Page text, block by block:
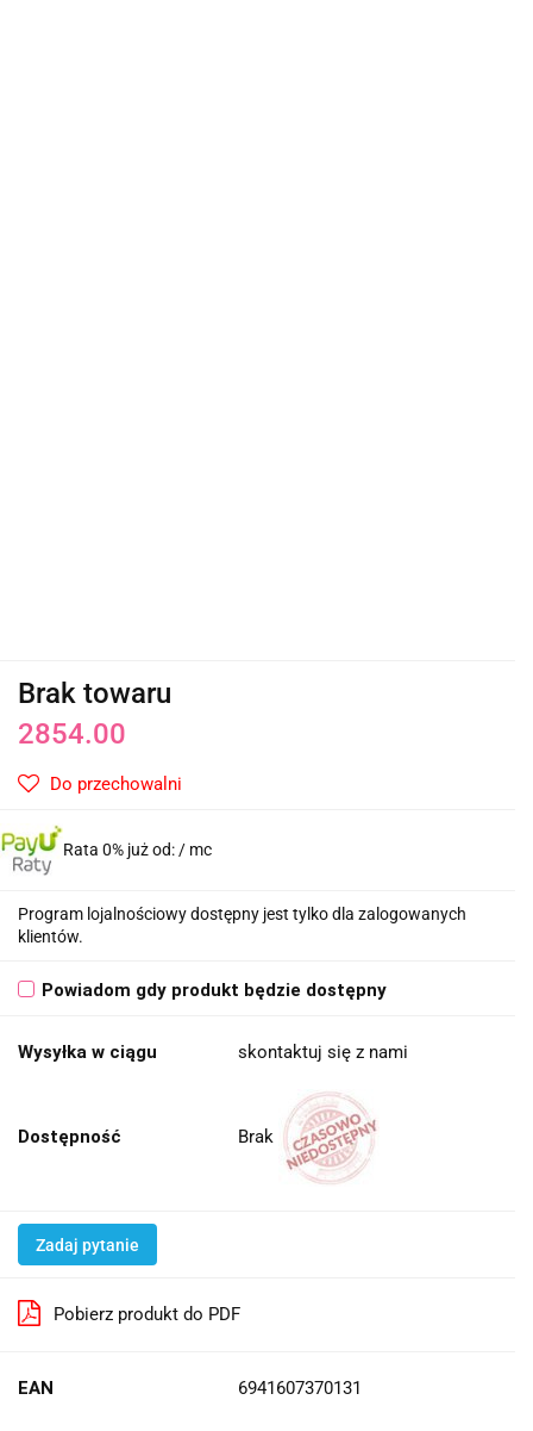
Brak towaru
2854.00
Do przechowalni
Rata 0% już od:/ mc
Program lojalnościowy dostępny jest tylko dla zalogowanych
klientów.
Powiadom gdy produkt będzie dostępny
Wysyłka w ciągu skontaktuj się z nami
Dostępność Brak
Zadaj pytanie
Pobierz produkt do PDF
EAN 6941607370131